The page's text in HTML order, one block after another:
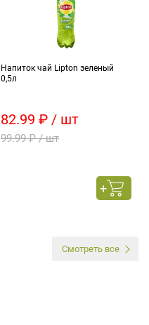
Напиток чай Lipton зеленый
0,5л
82.99 ₽ / шт
99.99 ₽ / шт
Смотреть все